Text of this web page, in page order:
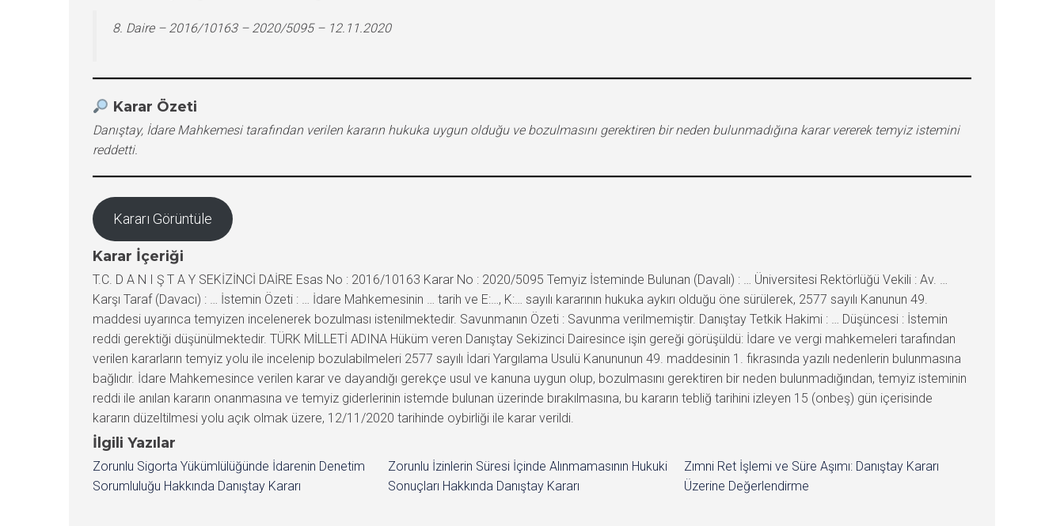
8. Daire – 2016/10163 – 2020/5095 – 12.11.2020
Karar Özeti
Danıştay, İdare Mahkemesi tarafından verilen kararın hukuka uygun olduğu ve bozulmasını gerektiren bir neden bulunmadığına karar vererek temyiz istemini
reddetti.
Kararı Görüntüle
Karar İçeriği
T.C. D A N I Ş T A Y SEKİZİNCİ DAİRE Esas No : 2016/10163 Karar No : 2020/5095 Temyiz İsteminde Bulunan (Davalı) : … Üniversitesi Rektörlüğü Vekili : Av. …
Karşı Taraf (Davacı) : … İstemin Özeti : … İdare Mahkemesinin … tarih ve E:…, K:… sayılı kararının hukuka aykırı olduğu öne sürülerek, 2577 sayılı Kanunun 49.
maddesi uyarınca temyizen incelenerek bozulması istenilmektedir. Savunmanın Özeti : Savunma verilmemiştir. Danıştay Tetkik Hakimi : … Düşüncesi : İstemin
reddi gerektiği düşünülmektedir. TÜRK MİLLETİ ADINA Hüküm veren Danıştay Sekizinci Dairesince işin gereği görüşüldü: İdare ve vergi mahkemeleri tarafından
verilen kararların temyiz yolu ile incelenip bozulabilmeleri 2577 sayılı İdari Yargılama Usulü Kanununun 49. maddesinin 1. fıkrasında yazılı nedenlerin bulunmasına
bağlıdır. İdare Mahkemesince verilen karar ve dayandığı gerekçe usul ve kanuna uygun olup, bozulmasını gerektiren bir neden bulunmadığından, temyiz isteminin
reddi ile anılan kararın onanmasına ve temyiz giderlerinin istemde bulunan üzerinde bırakılmasına, bu kararın tebliğ tarihini izleyen 15 (onbeş) gün içerisinde
kararın düzeltilmesi yolu açık olmak üzere, 12/11/2020 tarihinde oybirliği ile karar verildi.
İlgili Yazılar
Zorunlu Sigorta Yükümlülüğünde İdarenin Denetim
Sorumluluğu Hakkında Danıştay Kararı
Zorunlu İzinlerin Süresi İçinde Alınmamasının Hukuki
Sonuçları Hakkında Danıştay Kararı
Zımni Ret İşlemi ve Süre Aşımı: Danıştay Kararı
Üzerine Değerlendirme